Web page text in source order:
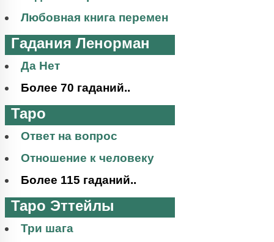
Любовная книга перемен
Гадания Ленорман
Да Нет
Более 70 гаданий..
Таро
Ответ на вопрос
Отношение к человеку
Более 115 гаданий..
Таро Эттейлы
Три шага